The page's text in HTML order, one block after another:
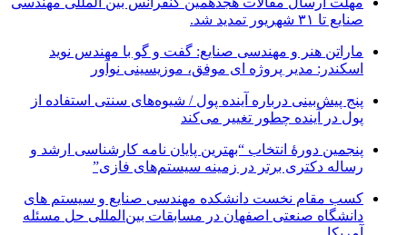
صنایع تا ۳۱ شهریور تمدید شد.
ماراتن هنر و مهندسی صنایع: گفت و گو با مهندس نوید
اسکندر: مدیر پروژه ای موفق، موزیسینی نوآور
پنج پیش‌بینی درباره آینده پول / شیوه‌های سنتی استفاده از
پول در آینده چطور تغییر می‌کند
پنجمین دورۀ انتخاب “بهترین پایان ­نامه کارشناسی­ ارشد و
رساله دکتری برتر در زمینه سیستم‌های فازی”
کسب مقام نخست دانشکده مهندسی صنایع و سیستم های
دانشگاه صنعتی اصفهان در مسابقات بین‌المللی حل مسئله